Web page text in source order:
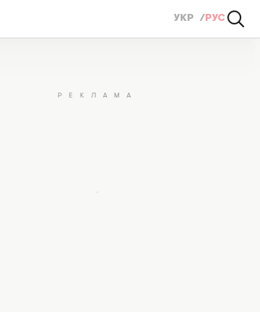
УКР РУС
(ВИДЕО)